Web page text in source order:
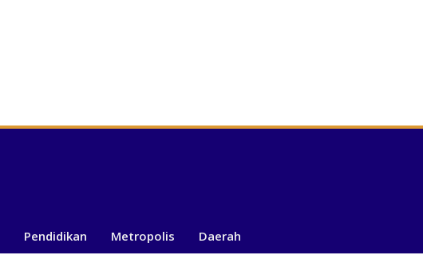
Pendidikan Metropolis Daerah